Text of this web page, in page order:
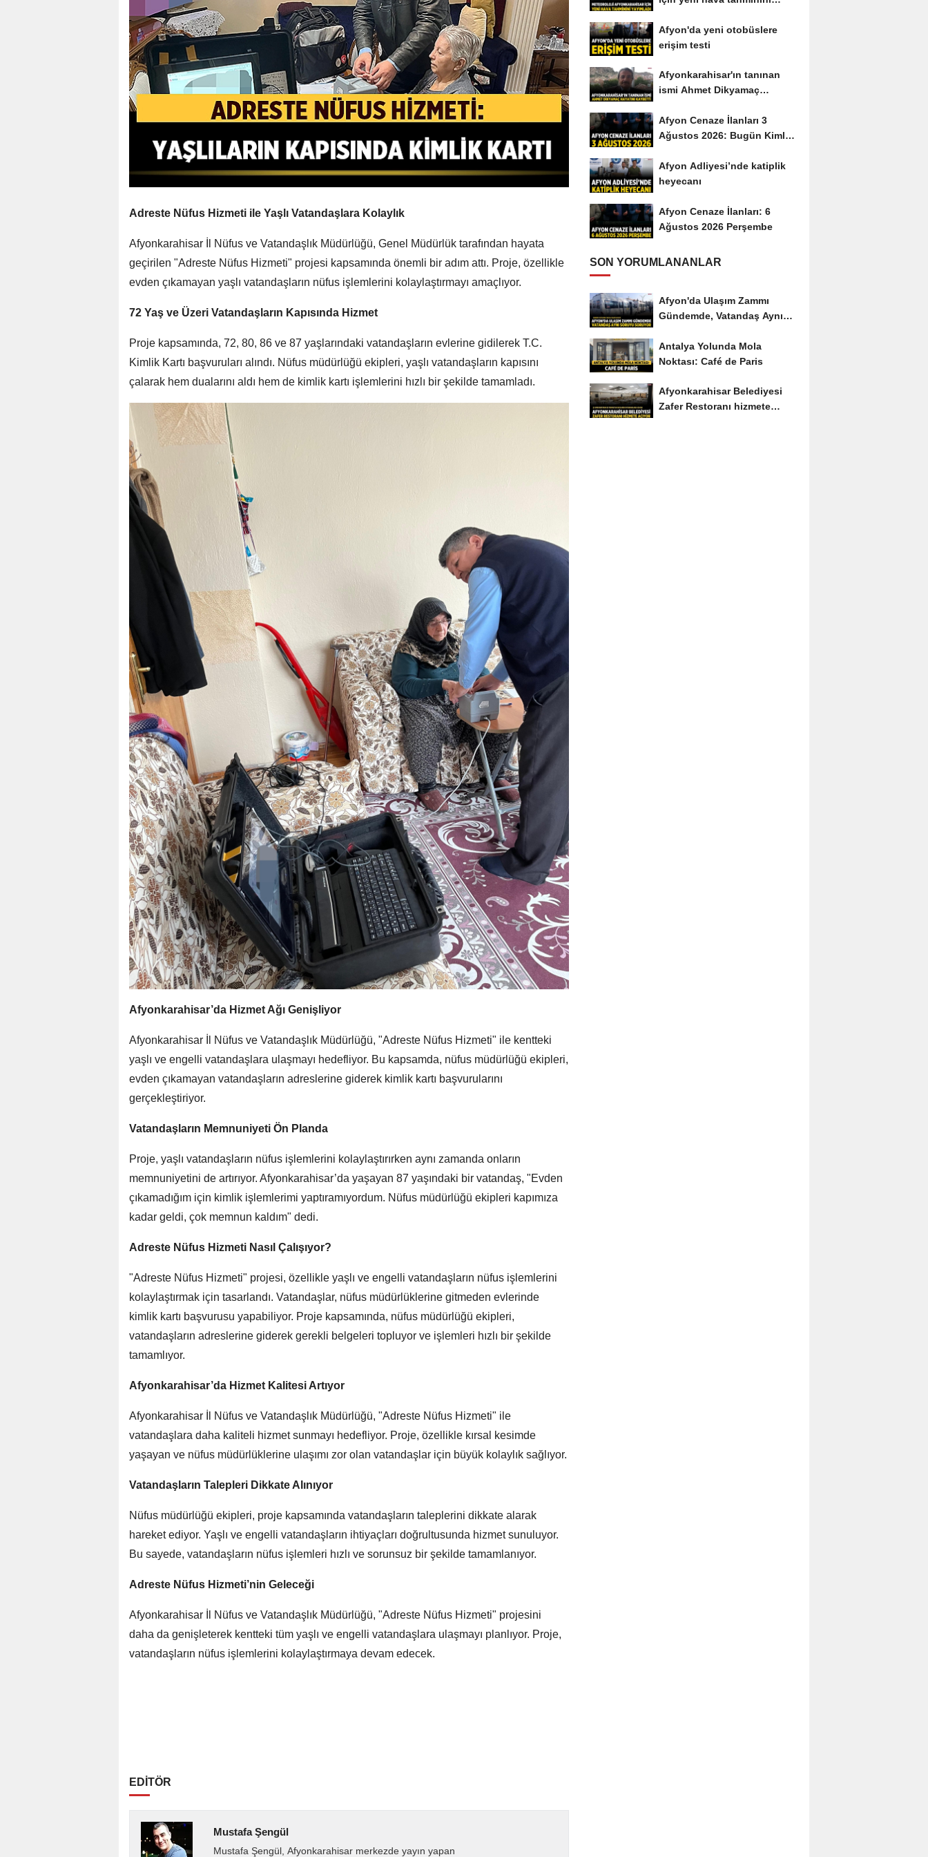
Adreste Nüfus Hizmeti ile Yaşlı Vatandaşlara Kolaylık
Afyonkarahisar İl Nüfus ve Vatandaşlık Müdürlüğü, Genel Müdürlük tarafından hayata
geçirilen "Adreste Nüfus Hizmeti" projesi kapsamında önemli bir adım attı. Proje, özellikle
evden çıkamayan yaşlı vatandaşların nüfus işlemlerini kolaylaştırmayı amaçlıyor.
72 Yaş ve Üzeri Vatandaşların Kapısında Hizmet
Proje kapsamında, 72, 80, 86 ve 87 yaşlarındaki vatandaşların evlerine gidilerek T.C.
Kimlik Kartı başvuruları alındı. Nüfus müdürlüğü ekipleri, yaşlı vatandaşların kapısını
çalarak hem dualarını aldı hem de kimlik kartı işlemlerini hızlı bir şekilde tamamladı.
Afyonkarahisar’da Hizmet Ağı Genişliyor
Afyonkarahisar İl Nüfus ve Vatandaşlık Müdürlüğü, "Adreste Nüfus Hizmeti" ile kentteki
yaşlı ve engelli vatandaşlara ulaşmayı hedefliyor. Bu kapsamda, nüfus müdürlüğü ekipleri,
evden çıkamayan vatandaşların adreslerine giderek kimlik kartı başvurularını
gerçekleştiriyor.
Vatandaşların Memnuniyeti Ön Planda
Proje, yaşlı vatandaşların nüfus işlemlerini kolaylaştırırken aynı zamanda onların
memnuniyetini de artırıyor. Afyonkarahisar’da yaşayan 87 yaşındaki bir vatandaş, "Evden
çıkamadığım için kimlik işlemlerimi yaptıramıyordum. Nüfus müdürlüğü ekipleri kapımıza
kadar geldi, çok memnun kaldım" dedi.
Adreste Nüfus Hizmeti Nasıl Çalışıyor?
"Adreste Nüfus Hizmeti" projesi, özellikle yaşlı ve engelli vatandaşların nüfus işlemlerini
kolaylaştırmak için tasarlandı. Vatandaşlar, nüfus müdürlüklerine gitmeden evlerinde
kimlik kartı başvurusu yapabiliyor. Proje kapsamında, nüfus müdürlüğü ekipleri,
vatandaşların adreslerine giderek gerekli belgeleri topluyor ve işlemleri hızlı bir şekilde
tamamlıyor.
Afyonkarahisar’da Hizmet Kalitesi Artıyor
Afyonkarahisar İl Nüfus ve Vatandaşlık Müdürlüğü, "Adreste Nüfus Hizmeti" ile
vatandaşlara daha kaliteli hizmet sunmayı hedefliyor. Proje, özellikle kırsal kesimde
yaşayan ve nüfus müdürlüklerine ulaşımı zor olan vatandaşlar için büyük kolaylık sağlıyor.
Vatandaşların Talepleri Dikkate Alınıyor
Nüfus müdürlüğü ekipleri, proje kapsamında vatandaşların taleplerini dikkate alarak
hareket ediyor. Yaşlı ve engelli vatandaşların ihtiyaçları doğrultusunda hizmet sunuluyor.
Bu sayede, vatandaşların nüfus işlemleri hızlı ve sorunsuz bir şekilde tamamlanıyor.
Adreste Nüfus Hizmeti’nin Geleceği
Afyonkarahisar İl Nüfus ve Vatandaşlık Müdürlüğü, "Adreste Nüfus Hizmeti" projesini
daha da genişleterek kentteki tüm yaşlı ve engelli vatandaşlara ulaşmayı planlıyor. Proje,
vatandaşların nüfus işlemlerini kolaylaştırmaya devam edecek.
EDİTÖR
Mustafa Şengül
Mustafa Şengül, Afyonkarahisar merkezde yayın yapan
Afyon'da yeni otobüslere
erişim testi
Afyonkarahisar'ın tanınan
ismi Ahmet Dikyamaç
Afyon Cenaze İlanları 3
Ağustos 2026: Bugün Kimler
Afyon Adliyesi’nde katiplik
heyecanı
Afyon Cenaze İlanları: 6
Ağustos 2026 Perşembe
SON YORUMLANANLAR
Afyon'da Ulaşım Zammı
Gündemde, Vatandaş Aynı
Antalya Yolunda Mola
Noktası: Café de Paris
Afyonkarahisar Belediyesi
Zafer Restoranı hizmete